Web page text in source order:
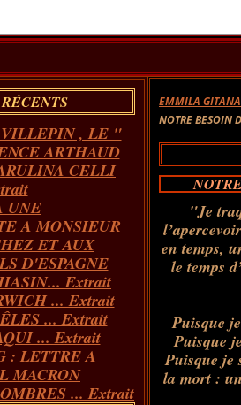
, LE "
ARTHAUD
CELLI
UNE
A MONSIEUR
ET AUX
D'ESPAGNE
Extrait
... Extrait
... Extrait
... Extrait
: LETTRE A
MACRON
... Extrait
EMMILA GITANA
NOTRE BESOIN
"Je
en temps,
le temps
Puisque
Puisque
Puisque je
la mort :